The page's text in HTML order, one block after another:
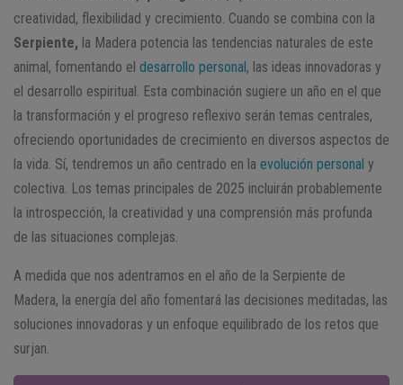
creatividad, flexibilidad y crecimiento. Cuando se combina con la
Serpiente, la Madera potencia las tendencias naturales de este
animal, fomentando el desarrollo personal, las ideas innovadoras y
el desarrollo espiritual. Esta combinación sugiere un año en el que
la transformación y el progreso reflexivo serán temas centrales,
ofreciendo oportunidades de crecimiento en diversos aspectos de
la vida. Sí, tendremos un año centrado en la evolución personal y
colectiva. Los temas principales de 2025 incluirán probablemente
la introspección, la creatividad y una comprensión más profunda
de las situaciones complejas.
A medida que nos adentramos en el año de la Serpiente de
Madera, la energía del año fomentará las decisiones meditadas, las
soluciones innovadoras y un enfoque equilibrado de los retos que
surjan.